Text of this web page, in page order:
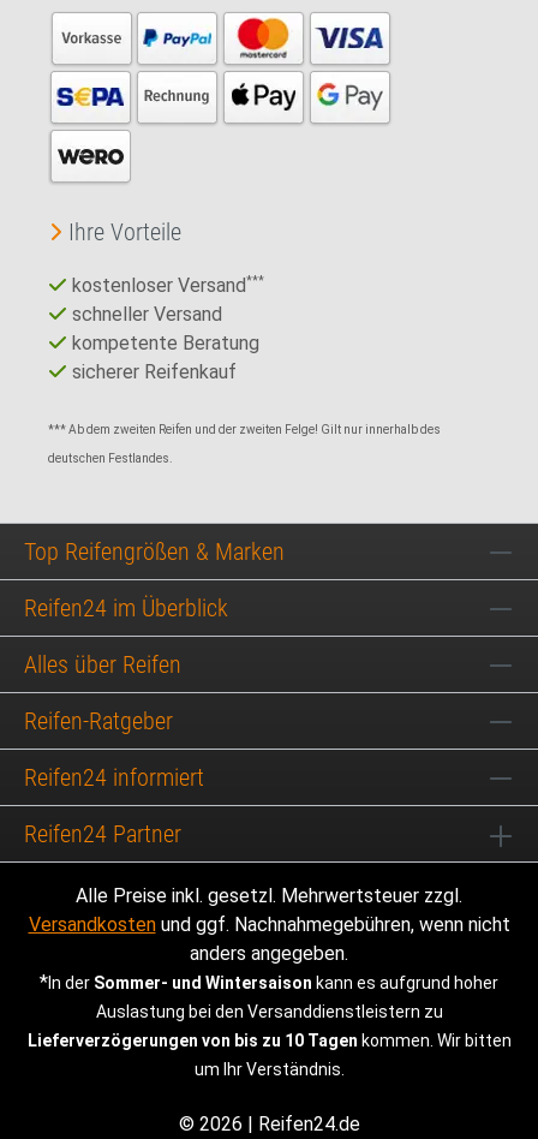
Ihre Vorteile
kostenloser Versand***
schneller Versand
kompetente Beratung
sicherer Reifenkauf
*** Ab dem zweiten Reifen und der zweiten Felge! Gilt nur innerhalb des
deutschen Festlandes.
Top Reifengrößen & Marken
Reifen24 im Überblick
Alles über Reifen
Reifen-Ratgeber
Reifen24 informiert
Reifen24 Partner
Alle Preise inkl. gesetzl. Mehrwertsteuer zzgl.
Versandkostenund ggf. Nachnahmegebühren, wenn nicht
anders angegeben.
*In der Sommer- und Wintersaison kann es aufgrund hoher
Auslastung bei den Versanddienstleistern zu
Lieferverzögerungen von bis zu 10 Tagen kommen. Wir bitten
um Ihr Verständnis.
© 2026 | Reifen24.de